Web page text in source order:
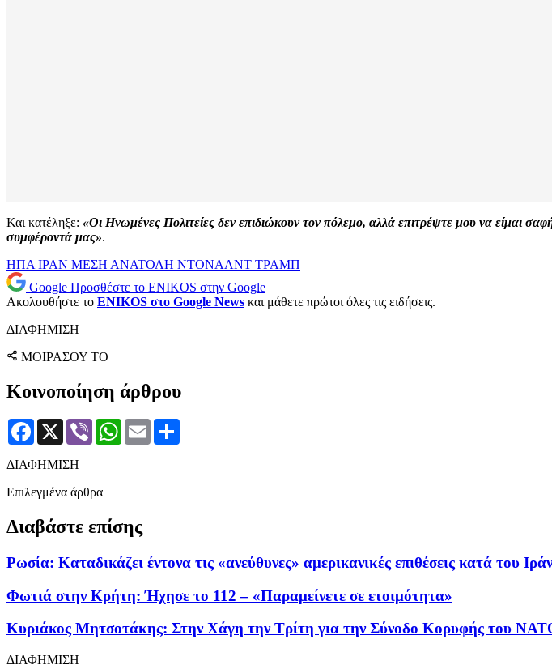
Και κατέληξε: «Οι Ηνωμένες Πολιτείες δεν επιδιώκουν τον πόλεμο, αλλά επιτρέψτε μου να είμαι
συμφέροντά μας».
ΗΠΑ ΙΡΑΝ ΜΕΣΗ ΑΝΑΤΟΛΗ ΝΤΟΝΑΛΝΤ ΤΡΑΜΠ
Google Προσθέστε το ENIKOS στην Google
Ακολουθήστε το ENIKOS στο Google News και μάθετε πρώτοι όλες τις ειδήσεις.
ΔΙΑΦΗΜΙΣΗ
ΜΟΙΡΑΣΟΥ ΤΟ
Κοινοποίηση άρθρου
Facebook
X Viber WhatsApp
Email
ΔΙΑΦΗΜΙΣΗ
Επιλεγμένα άρθρα
Διαβάστε επίσης
Ρωσία: Καταδικάζει έντονα τις «ανεύθυνες» αμερικανικές επιθέσεις κατά του
Φωτιά στην Κρήτη: Ήχησε το 112 – «Παραμείνετε σε ετοιμότητα»
Κυριάκος Μητσοτάκης: Στην Χάγη την Τρίτη για την Σύνοδο Κορυφής του
ΔΙΑΦΗΜΙΣΗ